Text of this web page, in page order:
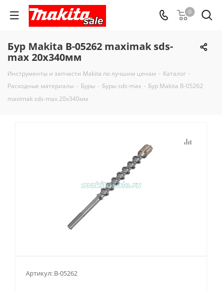
0
Бур Makita B-05262 maximak sds-
max 20x340мм
Инструменты и запчасти Makita по лучшим ценам - Каталог -
Расходные материалы - Буры - Буры sds-max - Бур Makita B-05262
maximak sds-max 20x340мм
Артикул: B-05262